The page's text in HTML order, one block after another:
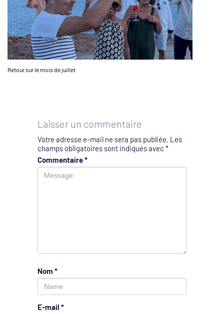
Retour sur le mois de juillet
Laisser un commentaire
Votre adresse e-mail ne sera pas publiée. Les
champs obligatoires sont indiqués avec *
Commentaire*
Nom *
E-mail *